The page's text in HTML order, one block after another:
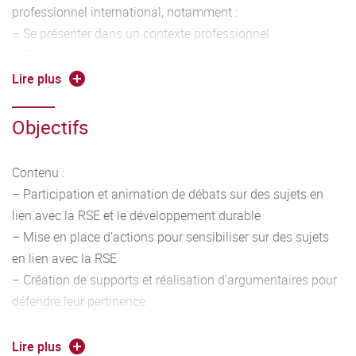
professionnel international, notamment :
– Se présenter dans un contexte professionnel
– S’exprimer de façon construite et argumentée dans un
– Interagir en situation professionnelle, en adaptant les
registres de langue à la situation.
Lire plus
Objectifs
Contenu :
– Participation et animation de débats sur des sujets en
lien avec la RSE et le développement durable
– Mise en place d’actions pour sensibiliser sur des sujets
en lien avec la RSE
– Création de supports et réalisation d’argumentaires pour
défendre leur pertinence
Outils linguistiques :
Lire plus